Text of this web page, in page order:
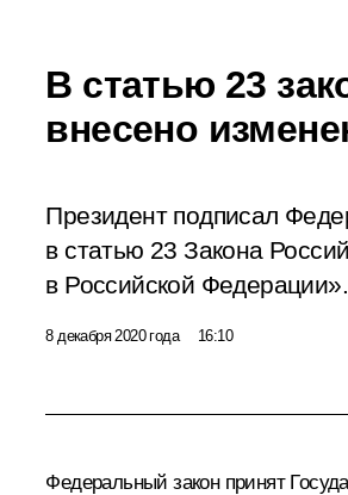
В статью 23
внесено
Президент подписал
в статью 23 Закона
в Российской Федерации».
8 декабря 2020 года 16:10
Федеральный закон принят